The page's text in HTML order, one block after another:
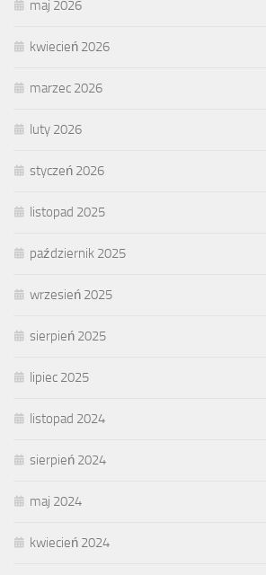
maj 2026
kwiecień 2026
marzec 2026
luty 2026
styczeń 2026
listopad 2025
październik 2025
wrzesień 2025
sierpień 2025
lipiec 2025
listopad 2024
sierpień 2024
maj 2024
kwiecień 2024